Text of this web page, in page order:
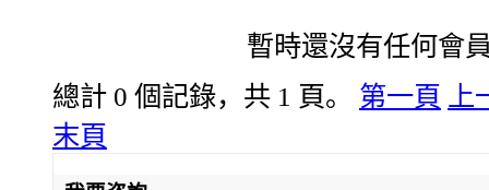
暫時還沒有任何會
總計 0 個記錄，共 1 頁。 第一頁
末頁